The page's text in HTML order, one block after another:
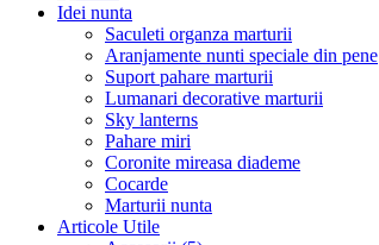
Idei nunta
Saculeti organza marturii
Aranjamente nunti speciale din pene
Suport pahare marturii
Lumanari decorative marturii
Sky lanterns
Pahare miri
Coronite mireasa diademe
Cocarde
Marturii nunta
Articole Utile